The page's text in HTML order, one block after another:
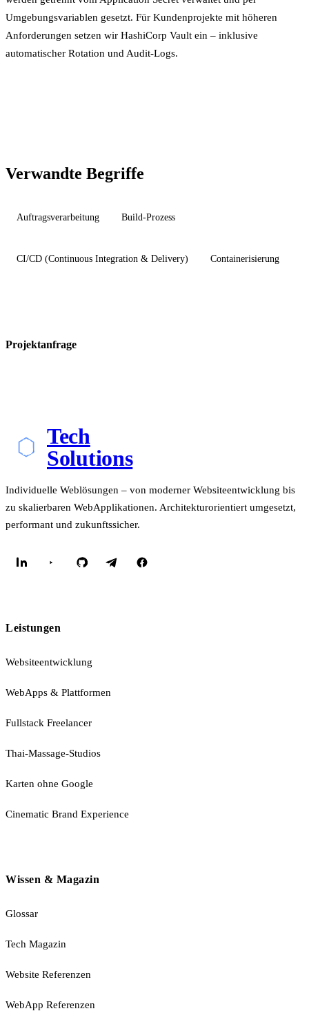
Umgebungsvariablen gesetzt. Für Kundenprojekte mit höheren
Anforderungen setzen wir HashiCorp Vault ein – inklusive
automatischer Rotation und Audit-Logs.
Verwandte Begriffe
Auftragsverarbeitung Build-Prozess
CI/CD (Continuous Integration & Delivery) Containerisierung
Projektanfrage
Tech
Solutions
Individuelle Weblösungen – von moderner Websiteentwicklung bis
zu skalierbaren WebApplikationen. Architekturorientiert umgesetzt,
performant und zukunftssicher.
Leistungen
Websiteentwicklung
WebApps & Plattformen
Fullstack Freelancer
Thai-Massage-Studios
Karten ohne Google
Cinematic Brand Experience
Wissen & Magazin
Glossar
Tech Magazin
Website Referenzen
WebApp Referenzen